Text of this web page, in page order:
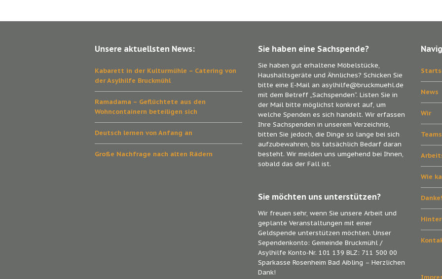
Unsere aktuellsten News:
Kabarett in der Kulturmühle – Catering von
der Asylhilfe Bruckmühl
Ramadama – Geflüchtete aus den
Wohncontainern beteiligen sich
Deutsch lernen von Anfang an
Große Nachfrage nach alten Rädern
Sie haben eine Sachspende?
Sie haben gut erhaltene Möbelstücke,
Haushaltsgeräte und Ähnliches? Schicken Sie
bitte eine E-Mail an asylhilfe@bruckmuehl.de
mit dem Betreff „Sachspenden“. Listen Sie in
der Mail bitte möglichst konkret auf, um
welche Spenden es sich handelt. Wir erfassen
Ihre Sachspenden in unserem Verzeichnis,
bitten Sie jedoch, die Dinge so lange bei sich
aufzubewahren, bis tatsächlich Bedarf daran
besteht. Wir melden uns umgehend bei Ihnen,
sobald das der Fall ist.
Sie möchten uns unterstützen?
Wir freuen sehr, wenn Sie unsere Arbeit und
geplante Veranstaltungen mit einer
Geldspende unterstützen möchten. Unser
Sependenkonto: Gemeinde Bruckmühl /
Asylhilfe Konto-Nr. 101 139 BLZ: 711 500 00
Sparkasse Rosenheim Bad Aibling – Herzlichen
Dank!
News
Wir
Teams
Wie
Danke!